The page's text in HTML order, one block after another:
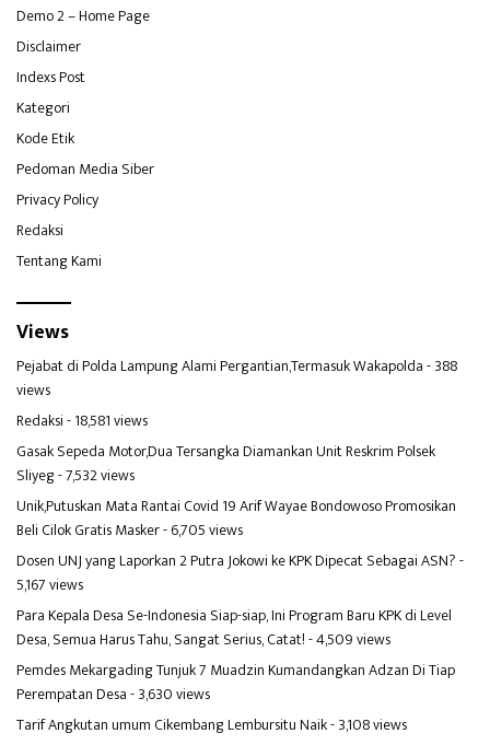
Demo 2 – Home Page
Disclaimer
Indexs Post
Kategori
Kode Etik
Pedoman Media Siber
Privacy Policy
Redaksi
Tentang Kami
Views
Pejabat di Polda Lampung Alami Pergantian,Termasuk Wakapolda- 388
views
Redaksi- 18,581 views
Gasak Sepeda Motor,Dua Tersangka Diamankan Unit Reskrim Polsek
Sliyeg- 7,532 views
Unik,Putuskan Mata Rantai Covid 19 Arif Wayae Bondowoso Promosikan
Beli Cilok Gratis Masker- 6,705 views
Dosen UNJ yang Laporkan 2 Putra Jokowi ke KPK Dipecat Sebagai ASN?-
5,167 views
Para Kepala Desa Se-Indonesia Siap-siap, Ini Program Baru KPK di Level
Desa, Semua Harus Tahu, Sangat Serius, Catat!- 4,509 views
Pemdes Mekargading Tunjuk 7 Muadzin Kumandangkan Adzan Di Tiap
Perempatan Desa- 3,630 views
Tarif Angkutan umum Cikembang Lembursitu Naik- 3,108 views